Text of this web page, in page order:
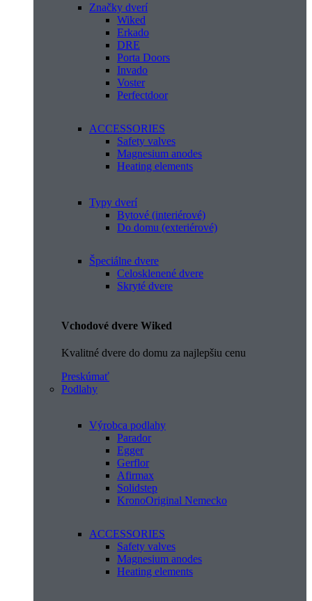
Značky dverí
Wiked
Erkado
DRE
Porta Doors
Invado
Voster
Perfectdoor
ACCESSORIES
Safety valves
Magnesium anodes
Heating elements
Typy dverí
Bytové (interiérové)
Do domu (exteriérové)
Špeciálne dvere
Celosklenené dvere
Skryté dvere
Vchodové dvere Wiked
Kvalitné dvere do domu za najlepšiu cenu
Preskúmať
Podlahy
Výrobca podlahy
Parador
Egger
Gerflor
Afirmax
Solidstep
KronoOriginal Nemecko
ACCESSORIES
Safety valves
Magnesium anodes
Heating elements